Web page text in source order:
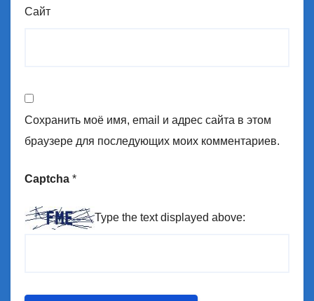
Сайт
Сохранить моё имя, email и адрес сайта в этом
браузере для последующих моих комментариев.
Captcha *
Type the text displayed above: